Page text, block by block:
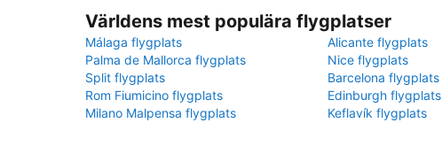
Världens mest populära flygplatser
Málaga flygplats
Alicante flygplats
Palma de Mallorca flygplats
Nice flygplats
Split flygplats
Barcelona flygplats
Rom Fiumicino flygplats
Edinburgh flygplats
Milano Malpensa flygplats
Keflavík flygplats